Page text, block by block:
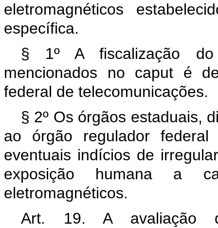
eletromagnéticos
específica.
§ 1º A fiscalização do
mencionados no caput é
federal de telecomunicações.
§ 2º Os órgãos estaduais,
ao órgão regulador
eventuais indícios de
exposição humana a
eletromagnéticos.
Art. 19. A avaliação